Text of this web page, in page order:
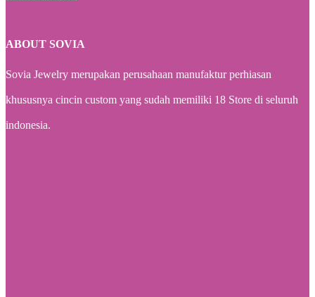
ABOUT SOVIA
Sovia Jewelry merupakan perusahaan manufaktur perhiasan
khususnya cincin custom yang sudah memiliki 18 Store di seluruh
indonesia.